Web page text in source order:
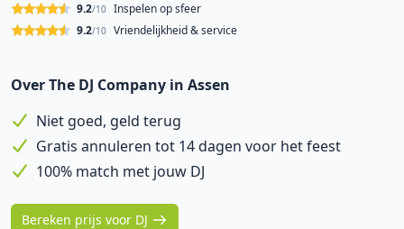
Inspelen op sfeer
9.2/10
Vriendelijkheid & service
9.2/10
Over The DJ Company in Assen
Niet goed, geld terug
Gratis annuleren tot 14 dagen voor het feest
100% match met jouw DJ
Bereken prijs voor DJ